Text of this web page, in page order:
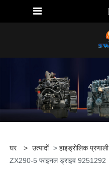
घर > उत्पादों > हाइड्रोलिक प्रणाली
ZX290-5 फाइनल ड्राइव 9251292